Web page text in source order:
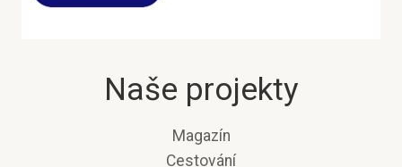
Naše projekty
Magazín
Cestování